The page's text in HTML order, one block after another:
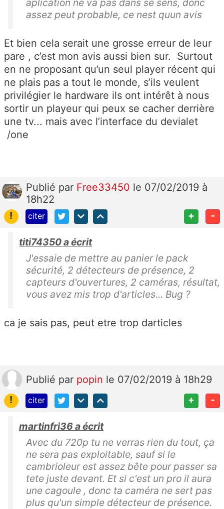
aplication ne va pas dans se sens, donc
assez peut probable, ce nest quun avis
Et bien cela serait une grosse erreur de leur
pare , c’est mon avis aussi bien sur. Surtout
en ne proposant qu’un seul player récent qui
ne plais pas a tout le monde, s’ils veulent
privilégier le hardware ils ont intérêt à nous
sortir un playeur qui peux se cacher derrière
une tv... mais avec l’interface du devialet
/one
Publié par Free33450 le 07/02/2019 à
18h22
!
citer + -
titi74350 a écrit
J'essaie de mettre au panier le pack
sécurité, 2 détecteurs de présence, 2
capteurs d'ouvertures, 2 caméras, résultat,
vous avez mis trop d'articles... Bug ?
ca je sais pas, peut etre trop darticles
Publié par popin le 07/02/2019 à 18h29
!
citer + -
martinfri36 a écrit
Avec du 720p tu ne verras rien du tout, ça
ne sera pas exploitable, sauf si le
cambrioleur est assez bête pour passer sa
tete juste devant. Et si c'est un pro il aura
une cagoule , donc ta caméra ne sert pas
plus qu'un simple détecteur de présence.